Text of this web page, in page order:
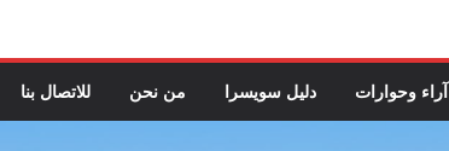
آراء وحوارات دليل سويسرا من نحن للاتصال بنا